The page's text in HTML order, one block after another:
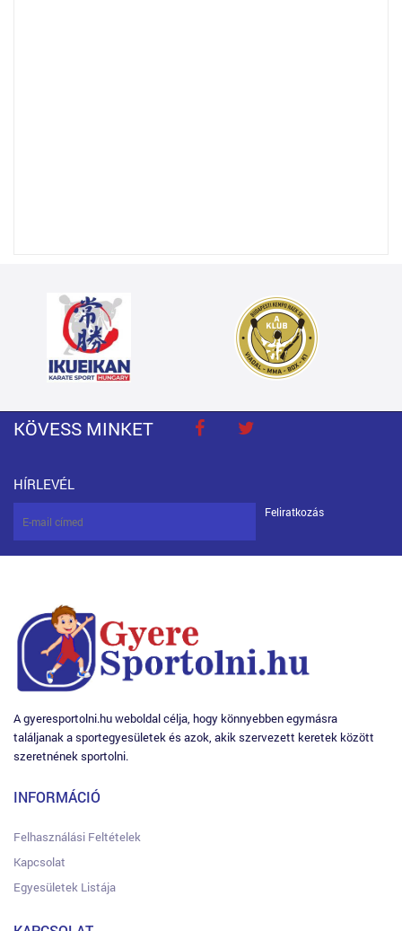
KÖVESS MINKET
HÍRLEVÉL
Feliratkozás
A gyeresportolni.hu weboldal célja, hogy könnyebben egymásra
találjanak a sportegyesületek és azok, akik szervezett keretek között
szeretnének sportolni.
INFORMÁCIÓ
Felhasználási Feltételek
Kapcsolat
Egyesületek Listája